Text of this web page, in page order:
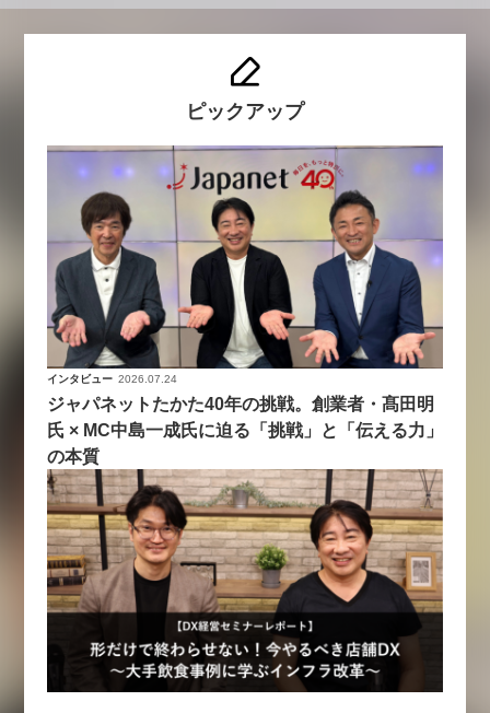
ピックアップ
インタビュー 2026.07.24
ジャパネットたかた40年の挑戦。創業者・髙田明
氏 × MC中島一成氏に迫る「挑戦」と「伝える力」
の本質